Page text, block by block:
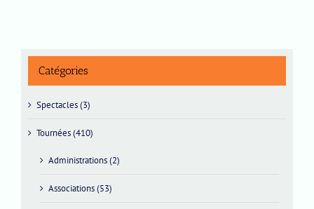
Catégories
Spectacles (3)
Tournées (410)
Administrations (2)
Associations (53)